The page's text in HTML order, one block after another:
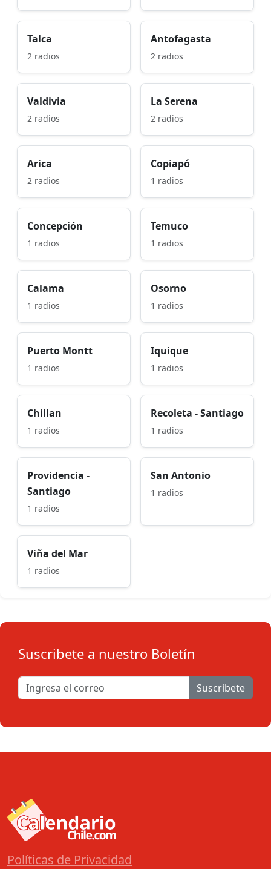
Talca
2 radios
Antofagasta
2 radios
Valdivia
2 radios
La Serena
2 radios
Arica
2 radios
Copiapó
1 radios
Concepción
1 radios
Temuco
1 radios
Calama
1 radios
Osorno
1 radios
Puerto Montt
1 radios
Iquique
1 radios
Chillan
1 radios
Recoleta - Santiago
1 radios
Providencia -
Santiago
1 radios
San Antonio
1 radios
Viña del Mar
1 radios
Suscribete a nuestro Boletín
Suscribete
Políticas de Privacidad